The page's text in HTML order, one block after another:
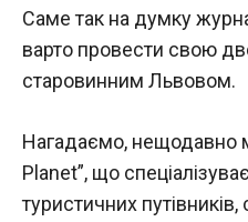
Саме так на думку
варто провести свою
старовинним Львовом.
Нагадаємо, нещодавно
Planet”, що
туристичних